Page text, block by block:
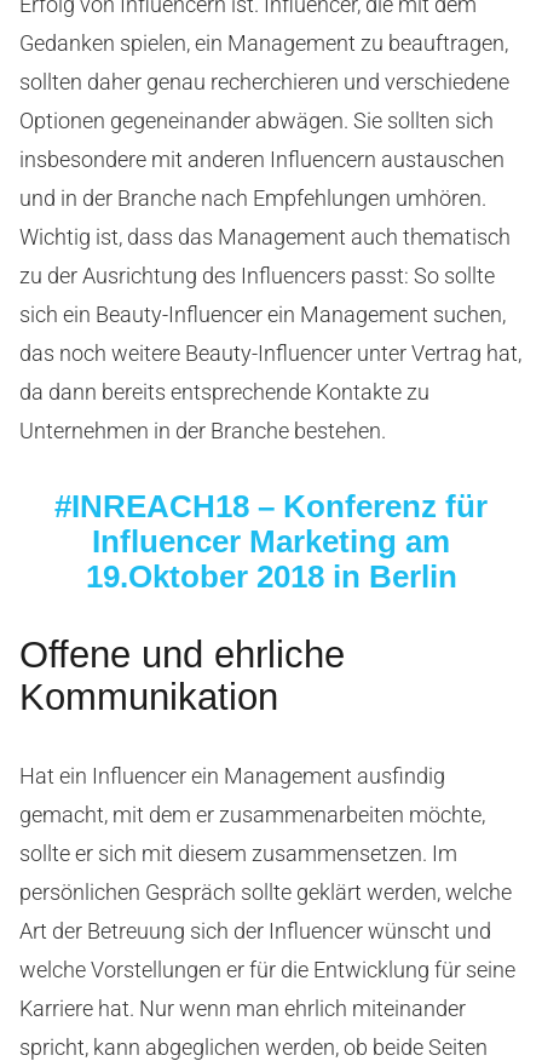
Gedanken spielen, ein Management zu beauftragen,
sollten daher genau recherchieren und verschiedene
Optionen gegeneinander abwägen. Sie sollten sich
insbesondere mit anderen Influencern austauschen
und in der Branche nach Empfehlungen umhören.
Wichtig ist, dass das Management auch thematisch
zu der Ausrichtung des Influencers passt: So sollte
sich ein Beauty-Influencer ein Management suchen,
das noch weitere Beauty-Influencer unter Vertrag hat,
da dann bereits entsprechende Kontakte zu
Unternehmen in der Branche bestehen.
#INREACH18 – Konferenz für
Influencer Marketing am
19.Oktober 2018 in Berlin
Offene und ehrliche
Kommunikation
Hat ein Influencer ein Management ausfindig
gemacht, mit dem er zusammenarbeiten möchte,
sollte er sich mit diesem zusammensetzen. Im
persönlichen Gespräch sollte geklärt werden, welche
Art der Betreuung sich der Influencer wünscht und
welche Vorstellungen er für die Entwicklung für seine
Karriere hat. Nur wenn man ehrlich miteinander
spricht, kann abgeglichen werden, ob beide Seiten